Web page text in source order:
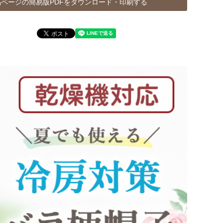
ージの簡易版PDFをダウンロード・印刷する